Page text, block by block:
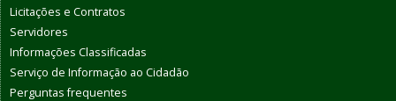
Licitações e Contratos
Servidores
Informações Classificadas
Serviço de Informação ao Cidadão
Perguntas frequentes